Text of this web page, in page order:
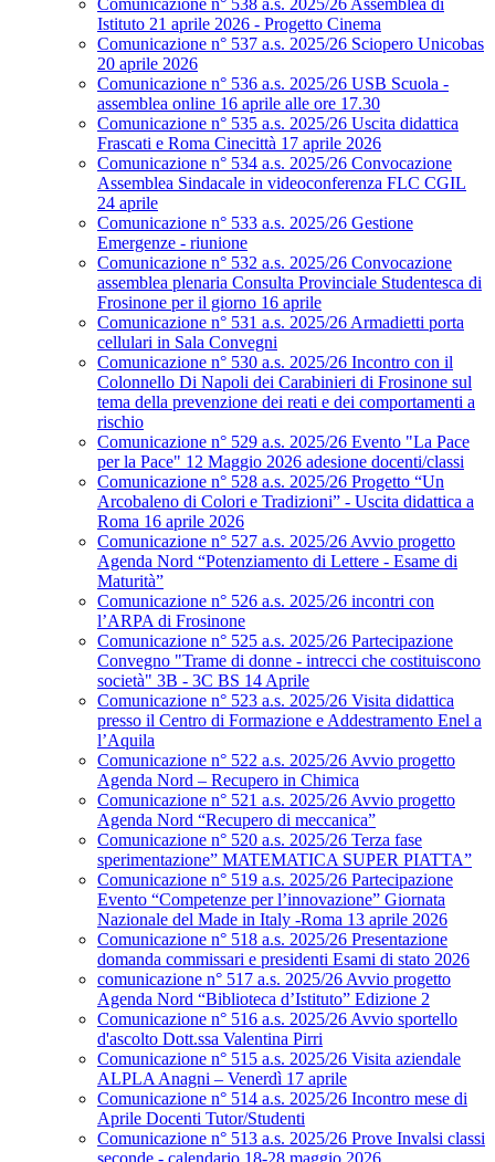
Comunicazione n° 538 a.s. 2025/26 Assemblea di
Istituto 21 aprile 2026 - Progetto Cinema
Comunicazione n° 537 a.s. 2025/26 Sciopero Unicobas
20 aprile 2026
Comunicazione n° 536 a.s. 2025/26 USB Scuola -
assemblea online 16 aprile alle ore 17.30
Comunicazione n° 535 a.s. 2025/26 Uscita didattica
Frascati e Roma Cinecittà 17 aprile 2026
Comunicazione n° 534 a.s. 2025/26 Convocazione
Assemblea Sindacale in videoconferenza FLC CGIL
24 aprile
Comunicazione n° 533 a.s. 2025/26 Gestione
Emergenze - riunione
Comunicazione n° 532 a.s. 2025/26 Convocazione
assemblea plenaria Consulta Provinciale Studentesca di
Frosinone per il giorno 16 aprile
Comunicazione n° 531 a.s. 2025/26 Armadietti porta
cellulari in Sala Convegni
Comunicazione n° 530 a.s. 2025/26 Incontro con il
Colonnello Di Napoli dei Carabinieri di Frosinone sul
tema della prevenzione dei reati e dei comportamenti a
rischio
Comunicazione n° 529 a.s. 2025/26 Evento "La Pace
per la Pace" 12 Maggio 2026 adesione docenti/classi
Comunicazione n° 528 a.s. 2025/26 Progetto “Un
Arcobaleno di Colori e Tradizioni” - Uscita didattica a
Roma 16 aprile 2026
Comunicazione n° 527 a.s. 2025/26 Avvio progetto
Agenda Nord “Potenziamento di Lettere - Esame di
Maturità”
Comunicazione n° 526 a.s. 2025/26 incontri con
l’ARPA di Frosinone
Comunicazione n° 525 a.s. 2025/26 Partecipazione
Convegno "Trame di donne - intrecci che costituiscono
società" 3B - 3C BS 14 Aprile
Comunicazione n° 523 a.s. 2025/26 Visita didattica
presso il Centro di Formazione e Addestramento Enel a
l’Aquila
Comunicazione n° 522 a.s. 2025/26 Avvio progetto
Agenda Nord – Recupero in Chimica
Comunicazione n° 521 a.s. 2025/26 Avvio progetto
Agenda Nord “Recupero di meccanica”
Comunicazione n° 520 a.s. 2025/26 Terza fase
sperimentazione” MATEMATICA SUPER PIATTA”
Comunicazione n° 519 a.s. 2025/26 Partecipazione
Evento “Competenze per l’innovazione” Giornata
Nazionale del Made in Italy -Roma 13 aprile 2026
Comunicazione n° 518 a.s. 2025/26 Presentazione
domanda commissari e presidenti Esami di stato 2026
comunicazione n° 517 a.s. 2025/26 Avvio progetto
Agenda Nord “Biblioteca d’Istituto” Edizione 2
Comunicazione n° 516 a.s. 2025/26 Avvio sportello
d'ascolto Dott.ssa Valentina Pirri
Comunicazione n° 515 a.s. 2025/26 Visita aziendale
ALPLA Anagni – Venerdì 17 aprile
Comunicazione n° 514 a.s. 2025/26 Incontro mese di
Aprile Docenti Tutor/Studenti
Comunicazione n° 513 a.s. 2025/26 Prove Invalsi classi